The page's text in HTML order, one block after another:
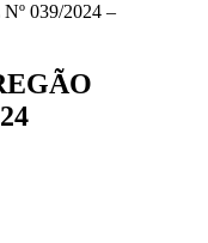
039/2024 –